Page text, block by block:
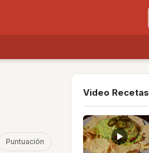
Puntuación
Video Recetas